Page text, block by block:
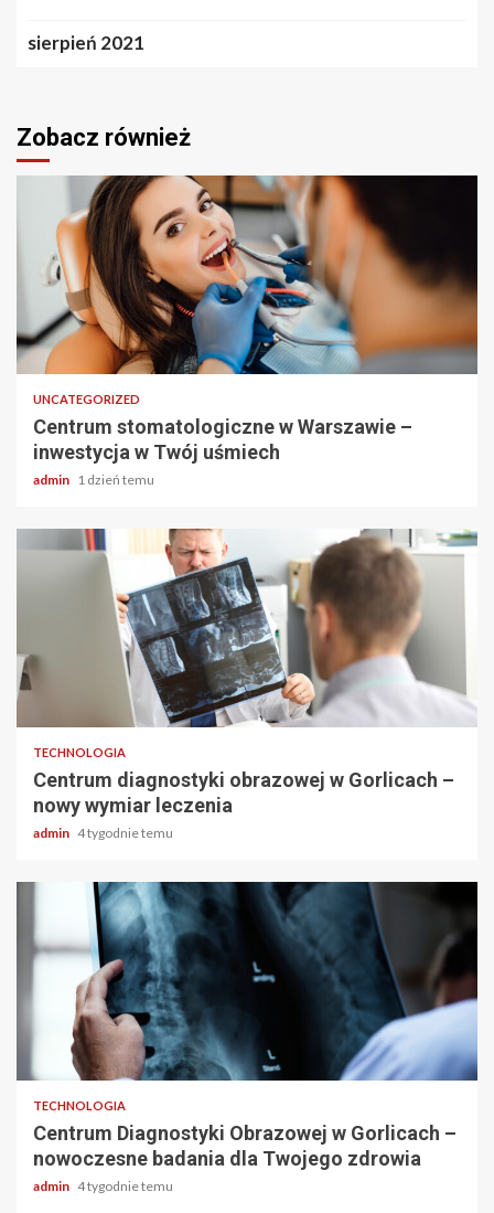
sierpień 2021
Zobacz również
2 min odczytu
UNCATEGORIZED
Centrum stomatologiczne w Warszawie –
inwestycja w Twój uśmiech
admin 1 dzień temu
TECHNOLOGIA
Centrum diagnostyki obrazowej w Gorlicach –
nowy wymiar leczenia
admin 4 tygodnie temu
2 min odczytu
TECHNOLOGIA
Centrum Diagnostyki Obrazowej w Gorlicach –
nowoczesne badania dla Twojego zdrowia
admin 4 tygodnie temu